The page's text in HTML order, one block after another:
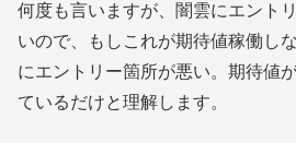
何度も言いますが、闇雲にエント
いので、もしこれが期待値稼働し
にエントリー箇所が悪い。期待値
ているだけと理解します。